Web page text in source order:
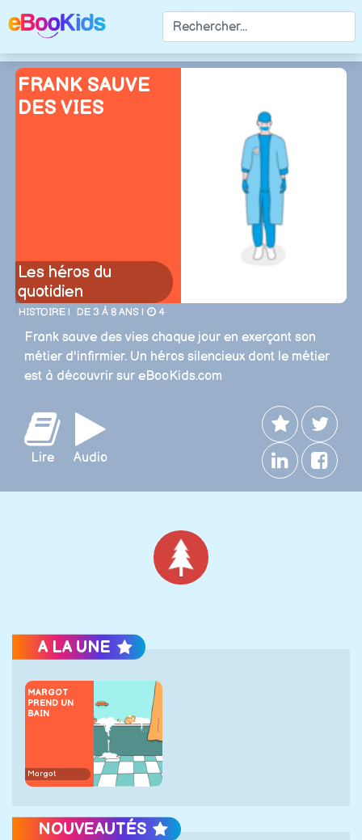
FRANK SAUVE
DES VIES
Les héros du
quotidien
HISTOIRE | DE 3 À 8 ANS | 4
Frank sauve des vies chaque jour en exerçant son
métier d'infirmier. Un héros silencieux dont le métier
est à découvrir sur eBooKids.com
Lire Audio
Noël
A LA UNE
MARGOT
PREND UN
BAIN
Margot
NOUVEAUTÉS